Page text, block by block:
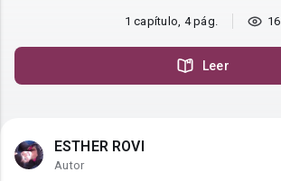
1 capítulo, 4 pág. 16
Leer
ESTHER ROVI
Autor